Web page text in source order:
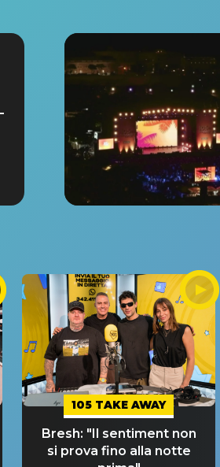
105 TAKE AWAY
Bresh: "Il sentiment non
si prova fino alla notte